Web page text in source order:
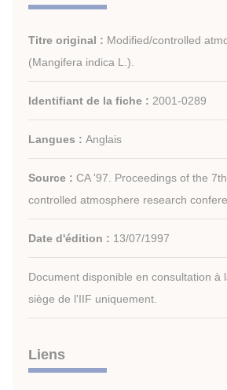
Titre original : Modified/controlled
(Mangifera indica L.).
Identifiant de la fiche : 2001-0289
Langues : Anglais
Source : CA '97. Proceedings of the
controlled atmosphere research
Date d'édition : 13/07/1997
Document disponible en consultation à
siège de l'IIF uniquement.
Liens